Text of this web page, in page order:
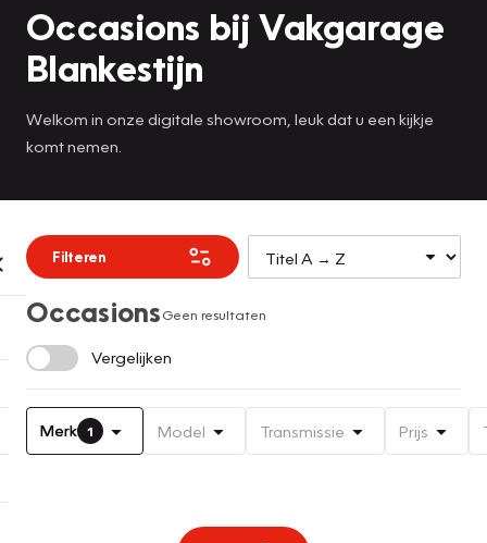
Occasions bij Vakgarage
Blankestijn
Welkom in onze digitale showroom, leuk dat u een kijkje
komt nemen.
Filteren
OccasionsGeen resultaten
Vergelijken
Merk 1 Model Transmissie Prijs